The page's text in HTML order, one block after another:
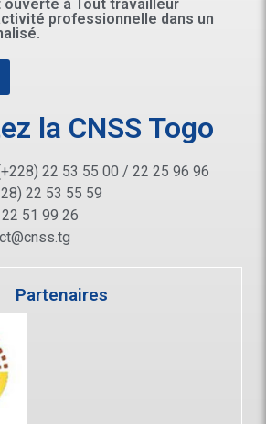
ouverte à Tout travailleur
professionnelle dans un
la CNSS Togo
22 53 55 00 / 22 25 96 96
22 53 55 59
22 51 99 26
Partenaires